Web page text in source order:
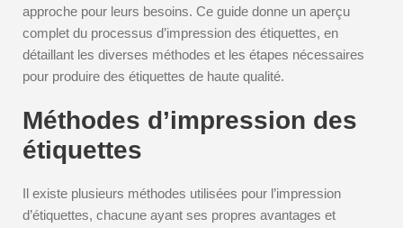
approche pour leurs besoins. Ce guide donne un aperçu
complet du processus d’impression des étiquettes, en
détaillant les diverses méthodes et les étapes nécessaires
pour produire des étiquettes de haute qualité.
Méthodes d’impression des
étiquettes
Il existe plusieurs méthodes utilisées pour l’impression
d’étiquettes, chacune ayant ses propres avantages et